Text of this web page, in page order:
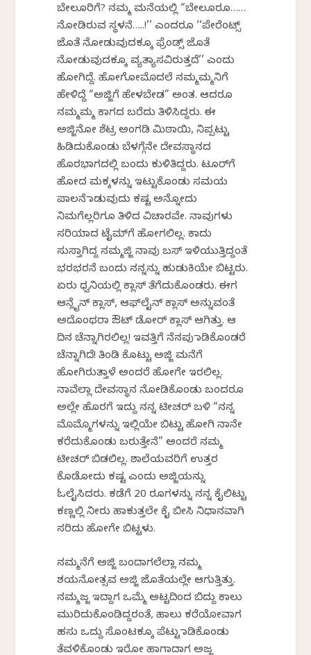
ಬೇಲೂರಿಗೆ? ನಮ್ಮ ಮನೆಯಲ್ಲಿ “ಬೇಲೂರೂ……
ನೋಡಿರುವ ಸ್ಥಳನೆ…..!’’ ಎಂದರೂ ‘‘ಪೇರೆಂಟ್ಸ್
ಜೊತೆ ನೋಡುವುದಕ್ಕೂ ಫ್ರೆಂಡ್ಸ್ ಜೊತೆ
ನೋಡುವುದಕ್ಕೂ ವ್ಯತ್ಯಾಸವಿರುತ್ತದೆ’’ ಎಂದು
ಹೋಗಿದ್ದೆ. ಹೋಗೋಮೊದಲೆ ನಮ್ಮಮ್ಮನಿಗೆ
ಹೇಳಿದ್ದೆ “ಅಜ್ಜಿಗೆ ಹೇಳಬೇಡ” ಅಂತ. ಆದರೂ
ನಮ್ಮಮ್ಮ ಕಾಗದ ಬರೆದು ತಿಳಿಸಿದ್ದರು. ಈ
ಅಜ್ಜಿನೋ ಶೆಟ್ರ ಅಂಗಡಿ ಮಿಠಾಯಿ, ನಿಪ್ಪಟ್ಟು
ಹಿಡಿದುಕೊಂಡು ಬೆಳಗ್ಗೆನೇ ದೇವಸ್ಥಾನದ
ಹೊರಭಾಗದಲ್ಲಿ ಬಂದು ಕುಳಿತಿದ್ದರು. ಟೂರ್‌ಗೆ
ಹೋದ ಮಕ್ಕಳನ್ನು ಇಟ್ಟುಕೊಂಡು ಸಮಯ
ಪಾಲನೆ ಮಾಡುವುದು ಕಷ್ಟ ಅನ್ನೋದು
ನಿಮಗೆಲ್ಲರಿಗೂ ತಿಳಿದ ವಿಚಾರವೇ. ನಾವುಗಳು
ಸರಿಯಾದ ಟೈಮ್‌ಗೆ ಹೋಗಲಿಲ್ಲ. ಕಾದು
ಸುಸ್ತಾಗಿದ್ದ ನಮ್ಮಜ್ಜಿ ನಾವು ಬಸ್ ಇಳಿಯುತ್ತಿದ್ದಂತೆ
ಭರಭರನೆ ಬಂದು ನನ್ನನ್ನು ಹುಡುಕಿಯೇ ಬಿಟ್ಟರು.
ಏರು ಧ್ವನಿಯಲ್ಲಿ ಕ್ಲಾಸ್ ತೆಗೆದುಕೊಂಡರು. ಈಗ
ಆನ್ಲೈನ್ ಕ್ಲಾಸ್, ಆಫ್‌ಲೈನ್‌ ಕ್ಲಾಸ್ ಅನ್ನುವಂತೆ
ಅದೊಂಥರಾ ಔಟ್ ಡೋರ್ ಕ್ಲಾಸ್ ಆಗಿತ್ತು. ಆ
ದಿನ ಚೆನ್ನಾಗಿರಲಿಲ್ಲ! ಇವತ್ತಿಗೆ ನೆನಪು ಮಾಡಿಕೊಂಡರೆ
ಚೆನ್ನಾಗಿದೆ! ತಿಂಡಿ ಕೊಟ್ಟು ಅಜ್ಜಿ ಮನೆಗೆ
ಹೋಗಿರುತ್ತಾಳೆ ಅಂದರೆ ಹೋಗೇ ಇರಲಿಲ್ಲ.
ನಾವೆಲ್ಲಾ ದೇವಸ್ಥಾನ ನೋಡಿಕೊಂಡು ಬಂದರೂ
ಅಲ್ಲೇ ಹೊರಗೆ ಇದ್ದು ನನ್ನ ಟೀಚರ್ ಬಳಿ “ನನ್ನ
ಮೊಮ್ಮೊಗಳನ್ನು ಇಲ್ಲಿಯೇ ಬಿಟ್ಟು ಹೋಗಿ ನಾನೇ
ಕರೆದುಕೊಂಡು ಬರುತ್ತೇನೆ” ಅಂದರೆ ನಮ್ಮ
ಟೀಚರ್ ಬಿಡಲಿಲ್ಲ. ಶಾಲೆಯವರಿಗೆ ಉತ್ತರ
ಕೊಡೋದು ಕಷ್ಟ ಎಂದು ಅಜ್ಜಿಯನ್ನು
ಓಲೈಸಿದರು. ಕಡೆಗೆ 20 ರೂಗಳನ್ನು ನನ್ನ ಕೈಲಿಟ್ಟು
ಕಣ್ಣಲ್ಲಿ ನೀರು ಹಾಕುತ್ತಲೇ ಕೈ ಬೀಸಿ ನಿಧಾನವಾಗಿ
ಸರಿದು ಹೋಗೇ ಬಿಟ್ಟಳು.
ನಮ್ಮನೆಗೆ ಅಜ್ಜಿ ಬಂದಾಗಲೆಲ್ಲಾ ನಮ್ಮ
ಶಯನೋತ್ಸವ ಅಜ್ಜಿ ಜೊತೆಯಲ್ಲೇ ಆಗುತ್ತಿತ್ತು.
ನಮ್ಮಜ್ಜ ಇದ್ದಾಗ ಒಮ್ಮೆ ಅಟ್ಟದಿಂದ ಬಿದ್ದು ಕಾಲು
ಮುರಿದುಕೊಂಡಿದ್ದರಂತೆ, ಹಾಲು ಕರೆಯೋವಾಗ
ಹಸು ಒದ್ದು ಸೊಂಟಕ್ಕೂ ಪೆಟ್ಟು ಮಾಡಿಕೊಂಡು
ತೆವಳಿಕೊಂಡು ಇರೋ ಹಾಗಾದಾಗ ಅಜ್ಜ